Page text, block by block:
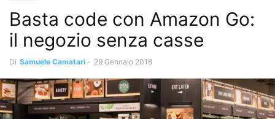
Basta code con Amazon Go:
il negozio senza casse
Di Samuele Camatari - 29 Gennaio 2018